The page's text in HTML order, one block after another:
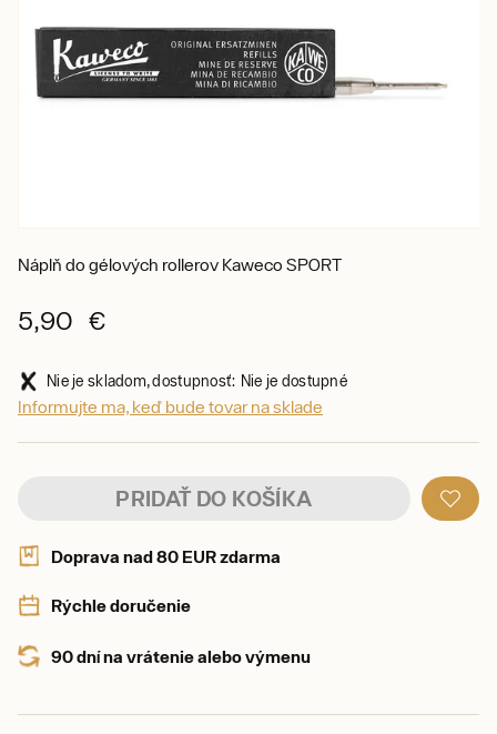
Náplň do gélových rollerov Kaweco SPORT
5,90 €
Nie je skladom, dostupnosť: Nie je dostupné
Informujte ma, keď bude tovar na sklade
PRIDAŤ DO KOŠÍKA
Doprava nad 80 EUR zdarma
Rýchle doručenie
90 dní na vrátenie alebo výmenu